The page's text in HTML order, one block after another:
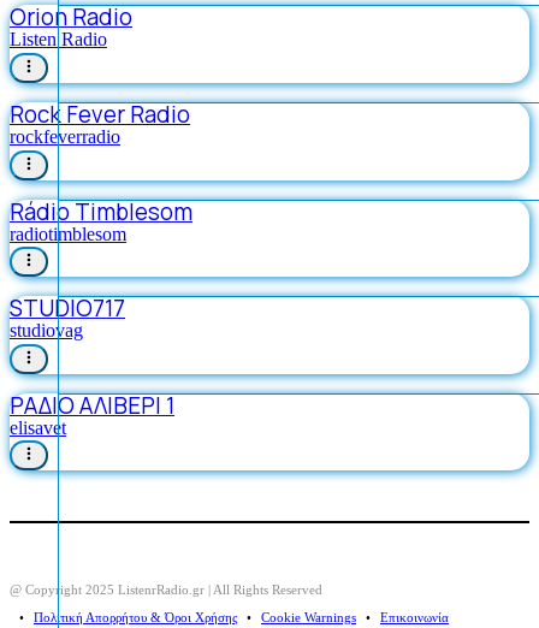
Orion Radio
Listen Radio
Rock Fever Radio
rockfeverradio
Rádio Timblesom
radiotimblesom
STUDIO717
studiovag
ΡΑΔΙΟ ΑΛΙΒΕΡΙ 1
elisavet
@ Copyright 2025 ListenrRadio.gr | All Rights Reserved
⠀•⠀ Πολιτική Απορρήτου & Όροι Χρήσης ⠀•⠀ Cookie Warnings ⠀•⠀ Επικοινωνία